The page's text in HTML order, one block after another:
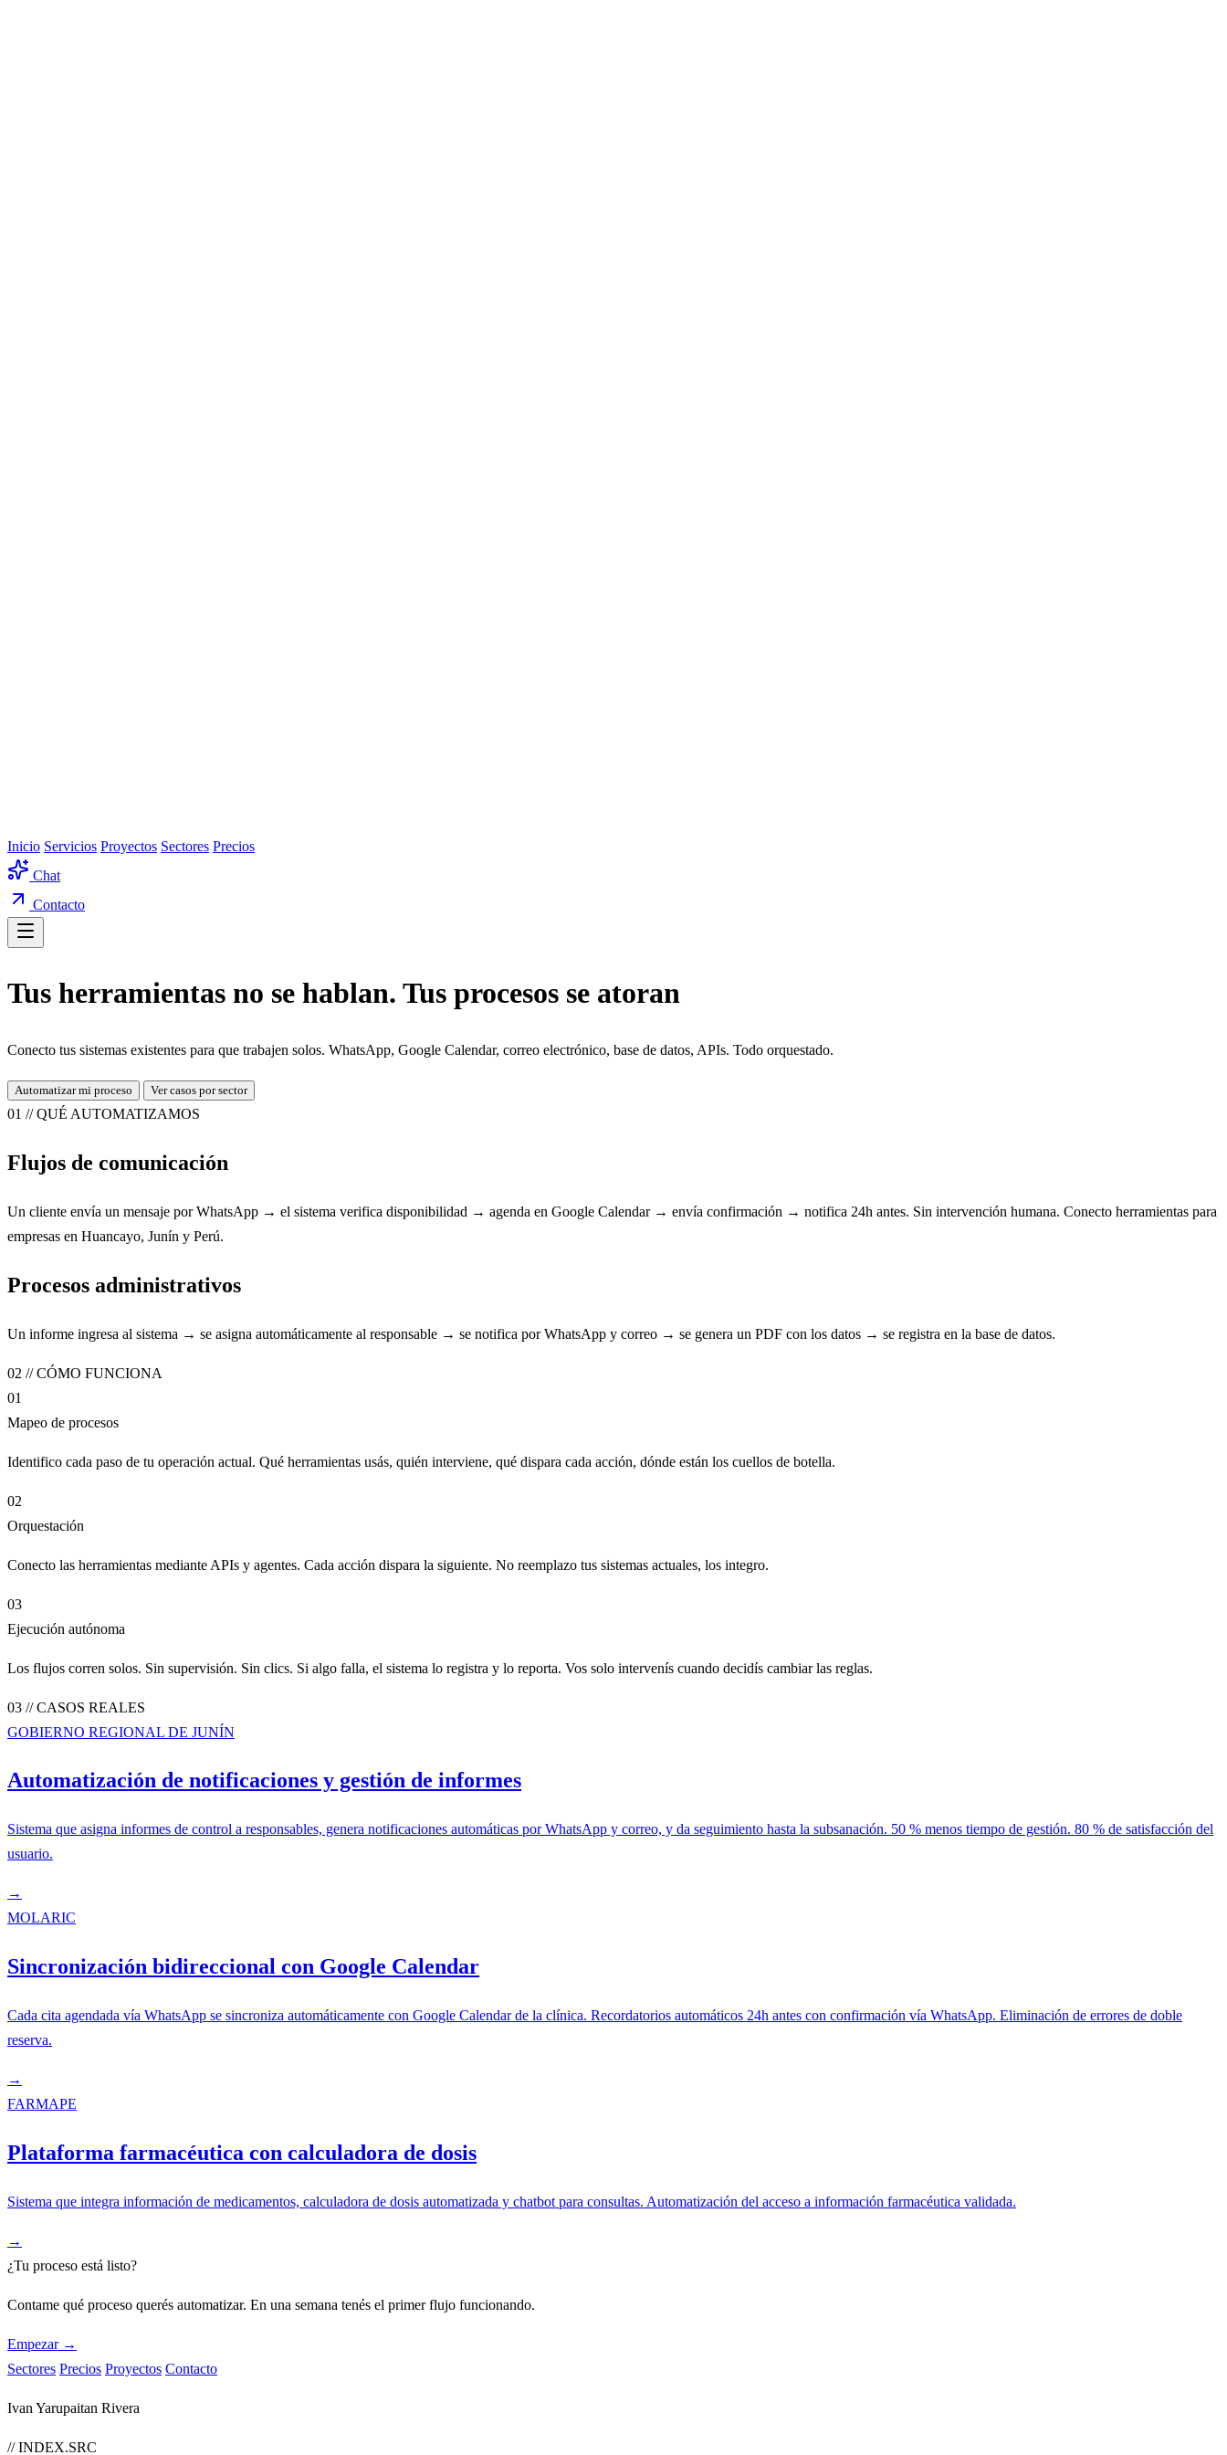
Inicio Servicios Proyectos Sectores Precios
Chat
Contacto
Tus herramientas no se hablan. Tus procesos se atoran
Conecto tus sistemas existentes para que trabajen solos. WhatsApp, Google Calendar, correo electrónico, base de datos, APIs. Todo orquestado.
Automatizar mi proceso Ver casos por sector
01 // QUÉ AUTOMATIZAMOS
Flujos de comunicación
Un cliente envía un mensaje por WhatsApp → el sistema verifica disponibilidad → agenda en Google Calendar → envía confirmación → notifica 24h antes. Sin intervención humana. Conecto herramientas para
empresas en Huancayo, Junín y Perú.
Procesos administrativos
Un informe ingresa al sistema → se asigna automáticamente al responsable → se notifica por WhatsApp y correo → se genera un PDF con los datos → se registra en la base de datos.
02 // CÓMO FUNCIONA
01
Mapeo de procesos
Identifico cada paso de tu operación actual. Qué herramientas usás, quién interviene, qué dispara cada acción, dónde están los cuellos de botella.
02
Orquestación
Conecto las herramientas mediante APIs y agentes. Cada acción dispara la siguiente. No reemplazo tus sistemas actuales, los integro.
03
Ejecución autónoma
Los flujos corren solos. Sin supervisión. Sin clics. Si algo falla, el sistema lo registra y lo reporta. Vos solo intervenís cuando decidís cambiar las reglas.
03 // CASOS REALES
GOBIERNO REGIONAL DE JUNÍN
Automatización de notificaciones y gestión de informes
Sistema que asigna informes de control a responsables, genera notificaciones automáticas por WhatsApp y correo, y da seguimiento hasta la subsanación. 50 % menos tiempo de gestión. 80 % de satisfacción del
usuario.
→
MOLARIC
Sincronización bidireccional con Google Calendar
Cada cita agendada vía WhatsApp se sincroniza automáticamente con Google Calendar de la clínica. Recordatorios automáticos 24h antes con confirmación vía WhatsApp. Eliminación de errores de doble
reserva.
→
FARMAPE
Plataforma farmacéutica con calculadora de dosis
Sistema que integra información de medicamentos, calculadora de dosis automatizada y chatbot para consultas. Automatización del acceso a información farmacéutica validada.
→
¿Tu proceso está listo?
Contame qué proceso querés automatizar. En una semana tenés el primer flujo funcionando.
Empezar →
Sectores Precios Proyectos Contacto
Ivan Yarupaitan Rivera
// INDEX.SRC